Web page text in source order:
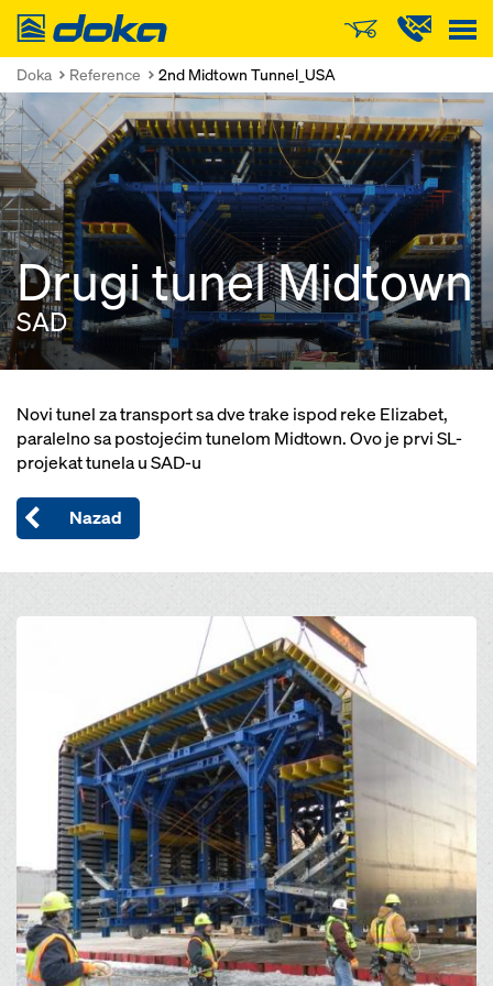
Doka
Doka Reference 2nd Midtown Tunnel_USA
Drugi tunel Midtown
SAD
Novi tunel za transport sa dve trake ispod reke Elizabet,
paralelno sa postojećim tunelom Midtown. Ovo je prvi SL-
projekat tunela u SAD-u
Nazad